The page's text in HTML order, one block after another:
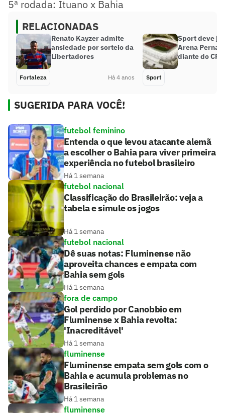
5ª rodada: Ituano x Bahia
RELACIONADAS
Renato Kayzer admite
ansiedade por sorteio da
Libertadores
Fortaleza Há 4 anos
Sport deve
Arena
diante do CRB
Sport
SUGERIDA PARA VOCÊ!
futebol feminino
Entenda o que levou atacante alemã
a escolher o Bahia para viver primeira
experiência no futebol brasileiro
Há 1 semana
futebol nacional
Classificação do Brasileirão: veja a
tabela e simule os jogos
Há 1 semana
futebol nacional
Dê suas notas: Fluminense não
aproveita chances e empata com
Bahia sem gols
Há 1 semana
fora de campo
Gol perdido por Canobbio em
Fluminense x Bahia revolta:
'Inacreditável'
Há 1 semana
fluminense
Fluminense empata sem gols com o
Bahia e acumula problemas no
Brasileirão
Há 1 semana
fluminense